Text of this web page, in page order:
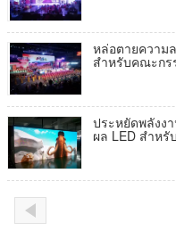
หล่อตายความ
สำหรับคณะกร
ประหยัดพลังง
ผล LED สำหรั